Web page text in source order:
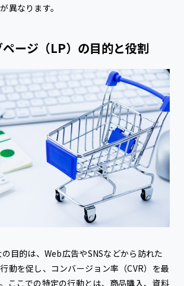
異なります。
ージ（LP）の目的と役割
目的は、Web広告やSNSなどから訪れた
動を促し、コンバージョン率（CVR）を最
ここでの特定の行動とは、商品購入、資料